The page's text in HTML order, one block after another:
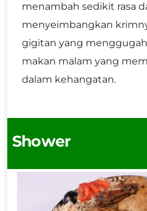
menambah sedikit rasa
menyeimbangkan
gigitan yang menggugah
makan malam yang
dalam kehangatan.
Shower